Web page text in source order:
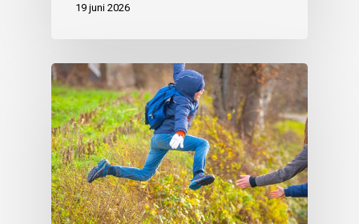
19 juni 2026